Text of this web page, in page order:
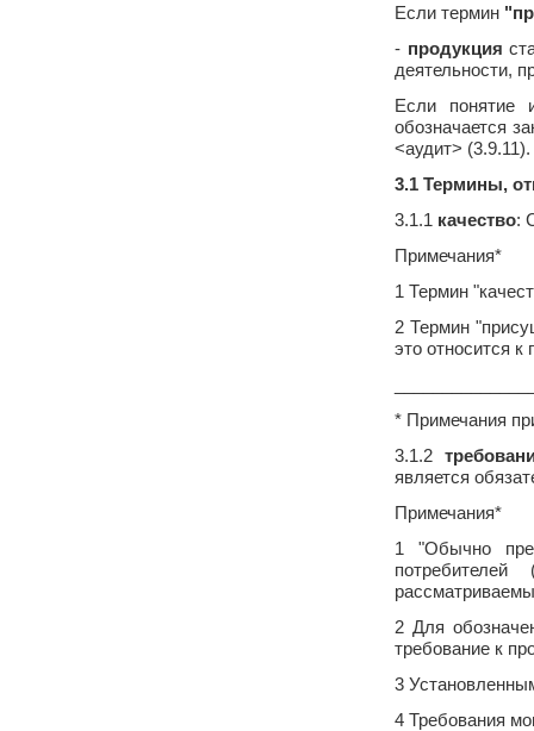
Если термин
- продукция
деятельности,
Если понятие
обозначается
<аудит> (3.9.11).
3.1 Термины,
3.1.1 качество:
Примечания*
1 Термин
2 Термин
это относится к
* Примечания
3.1.2
является
Примечания*
1 "Обычно
2 Для
требование к
3
4 Требования